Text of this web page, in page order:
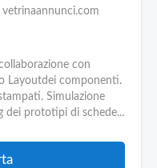
vetrinaannunci.com
con
Layoutdei componenti.
Simulazione
dei prototipi di schede...